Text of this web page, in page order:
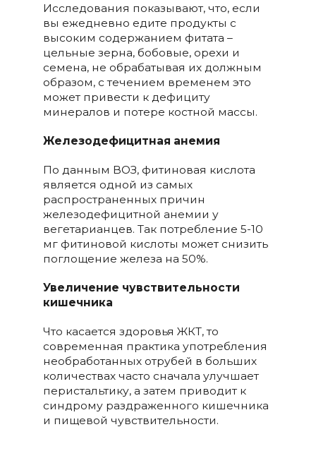
Исследования показывают, что, если
вы ежедневно едите продукты с
высоким содержанием фитата –
цельные зерна, бобовые, орехи и
семена, не обрабатывая их должным
образом, с течением временем это
может привести к дефициту
минералов и потере костной массы.
Железодефицитная анемия
По данным ВОЗ, фитиновая кислота
является одной из самых
распространенных причин
железодефицитной анемии у
вегетарианцев. Так потребление 5-10
мг фитиновой кислоты может снизить
поглощение железа на 50%.
Увеличение чувствительности
кишечника
Что касается здоровья ЖКТ, то
современная практика употребления
необработанных отрубей в больших
количествах часто сначала улучшает
перистальтику, а затем приводит к
синдрому раздраженного кишечника
и пищевой чувствительности.